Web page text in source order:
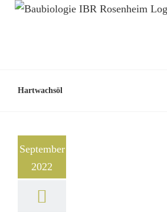
Hartwachsöl
September
2022